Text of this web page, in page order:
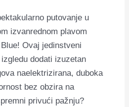
putovanje u
izvanrednom plavom
Ovaj jedinstveni
dodati izuzetan
naelektrizirana, duboka
bez obzira na
privući pažnju?